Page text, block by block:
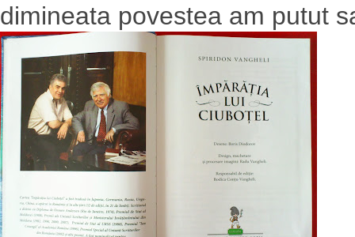
dimineata povestea am putut